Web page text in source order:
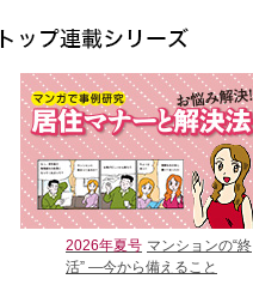
2026年夏号 マンションの“終
活” ―今から備えること